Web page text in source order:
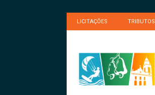
LICITAÇÕES TRIBUTOS